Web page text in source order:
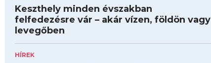
Keszthely minden évszakban
felfedezésre vár – akár vízen, földön vagy
levegőben
HÍREK